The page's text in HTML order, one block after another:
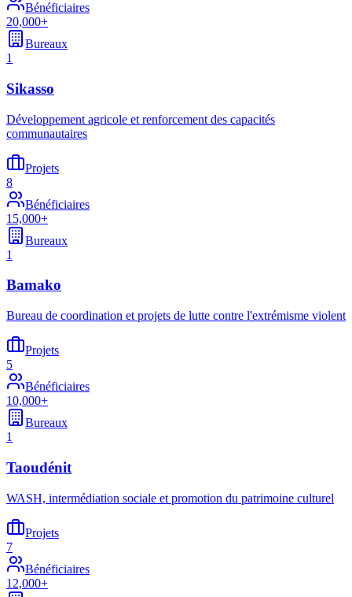
Bénéficiaires
20,000+
Bureaux
1
Sikasso
Développement agricole et renforcement des capacités
communautaires
Projets
8
Bénéficiaires
15,000+
Bureaux
1
Bamako
Bureau de coordination et projets de lutte contre l'extrémisme violent
Projets
5
Bénéficiaires
10,000+
Bureaux
1
Taoudénit
WASH, intermédiation sociale et promotion du patrimoine culturel
Projets
7
Bénéficiaires
12,000+